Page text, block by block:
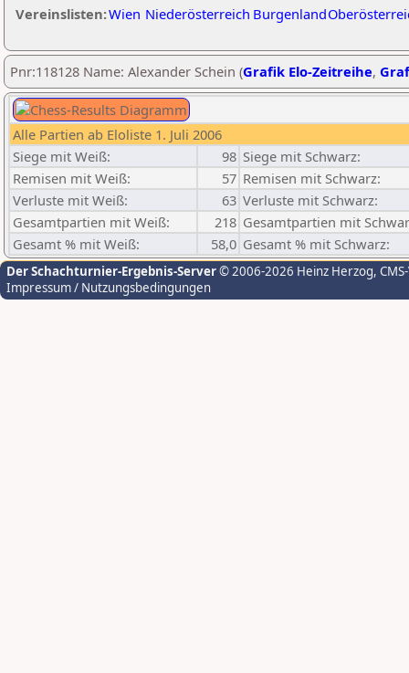
Vereinslisten:Wien Niederösterreich Burgenland
Pnr:118128 Name: Alexander Schein (Grafik Elo-Zeitreihe,
Alle Partien ab Eloliste 1. Juli 2006
Siege mit Weiß:
98 Siege mit Schwarz:
Remisen mit Weiß:
57 Remisen mit Schwarz:
Verluste mit Weiß:
63 Verluste mit Schwarz:
Gesamtpartien mit Weiß:
218 Gesamtpartien mit
Gesamt % mit Weiß:
58,0 Gesamt % mit Schwarz:
Der Schachturnier-Ergebnis-Server© 2006-2026 Heinz Herzog,
Impressum / Nutzungsbedingungen